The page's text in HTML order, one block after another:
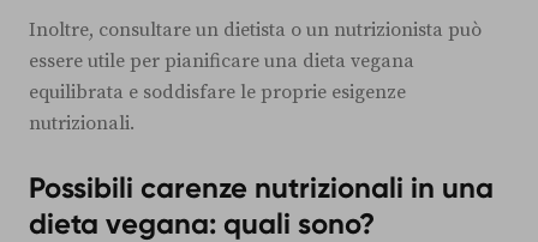
Inoltre, consultare un dietista o un nutrizionista può
essere utile per pianificare una dieta vegana
equilibrata e soddisfare le proprie esigenze
nutrizionali.
Possibili carenze nutrizionali in una
dieta vegana: quali sono?